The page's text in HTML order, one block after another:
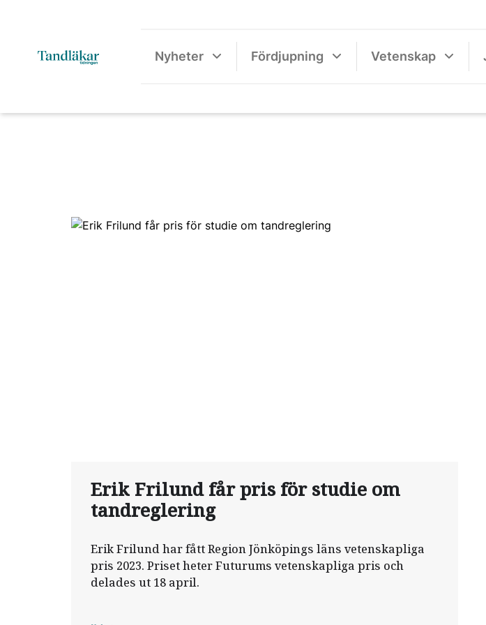
Nyheter Fördjupning Vetenskap
Erik Frilund får pris för studie om
tandreglering
Erik Frilund har fått Region Jönköpings läns vetenskapliga
pris 2023. Priset heter Futurums vetenskapliga pris och
delades ut 18 april.